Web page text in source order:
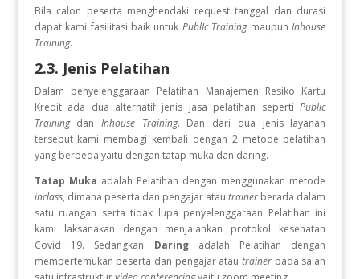
Bila calon peserta menghendaki request tanggal dan durasi
dapat kami fasilitasi baik untuk PublIc TrainingmaupunInhouse
Training.
2.3. Jenis Pelatihan
Dalam penyelenggaraan Pelatihan Manajemen Resiko Kartu
Kreditada dua alternatif jenis jasa pelatihan sepertiPublic
TrainingdanInhouse Training. Dan dari dua jenis layanan
tersebut kami membagi kembali dengan 2 metode pelatihan
yang berbeda yaitu dengan tatap muka dan daring.
Tatap Muka adalah Pelatihan dengan menggunakan metode
inclass, dimana peserta dan pengajar atautrainer berada dalam
satu ruangan serta tidak lupa penyelenggaraan Pelatihan ini
kami laksanakan dengan menjalankan protokol kesehatan
Covid 19. Sedangkan Daring adalah Pelatihan dengan
mempertemukan peserta dan pengajar atautrainer pada salah